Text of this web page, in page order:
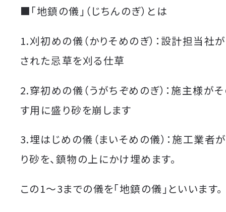
■「地鎮の儀」（じちんのぎ）とは
1.刈初めの儀（かりそめのぎ）：設計担当社
された忌草を刈る仕草
2.穿初めの儀（うがちぞめのぎ）：施主様が
す用に盛り砂を崩します
3.埋はじめの儀（まいそめの儀）：施工業者
り砂を、鎮物の上にかけ埋めます。
この1～3までの儀を「地鎮の儀」といいます。